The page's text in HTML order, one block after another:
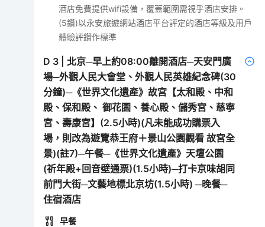
酒店免費提供wifi設備，覆蓋範圍需視乎酒店安排。
(5鑽)以永安旅遊網站酒店平台評定的酒店等級及用戶
體驗評鑽作標準
D 3
北京─早上約08:00離開酒店─天安門廣
場─外觀人民大會堂、外觀人民英雄紀念碑(30
分鐘)─《世界文化遺產》故宮【太和殿、中和
殿、保和殿、 御花園、養心殿、儲秀宮、慈寧
宮、壽康宮】(2.5小時)(凡未能成功購票入
場，則改為遊覽恭王府＋景山公園觀看 故宮全
景)(註7)─午餐─《世界文化遺產》天壇公園
(祈年殿+回音壁通票)(1.5小時)─打卡京味胡同
前門大街─文藝地標北京坊(1.5小時) ─晚餐─
住宿酒店
早餐